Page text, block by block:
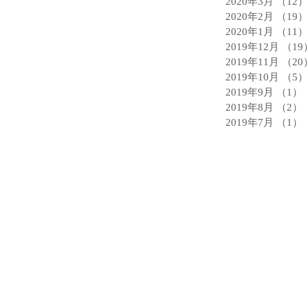
2020年2月
（19）
2020年1月
（11）
2019年12月
（19
2019年11月
（20
2019年10月
（5）
2019年9月
（1）
2019年8月
（2）
2019年7月
（1）